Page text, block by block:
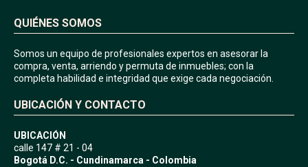
QUIÉNES SOMOS
Somos un equipo de profesionales expertos en asesorar la
compra, venta, arriendo y permuta de inmuebles; con la
completa habilidad e integridad que exige cada negociación.
UBICACIÓN Y CONTACTO
UBICACIÓN
calle 147 # 21 - 04
Bogotá D.C. - Cundinamarca - Colombia